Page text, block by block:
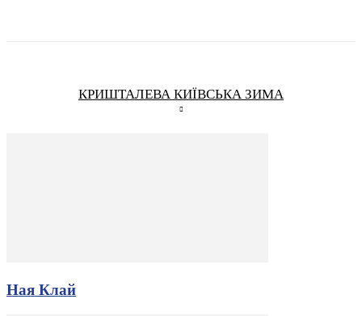
КРИШТАЛЕВА КИЇВСЬКА ЗИМА
Ная Клай